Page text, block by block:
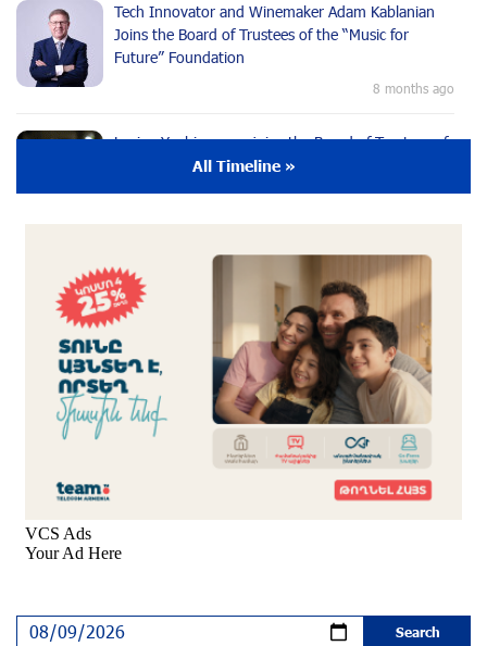
Tech Innovator and Winemaker Adam Kablanian
Joins the Board of Trustees of the “Music for
Future” Foundation
8 months ago
Lusine Yeghiazaryan joins the Board of Trustees of
the Music for the Future Foundation
9 months ago
Young Musician from the “Born in Artsakh”
Program, Arsen Safaryan, Performed at the
Anniversary Concert of the “Artis Futura”
Foundation with the Moscow “Russian
Philharmonia” Symphony Orchestra
9 months ago
Young Musicians of the “Born in Artsakh” Program
Bring the Voice of Artsakh to Moscow
9 months ago
The Sound of Artsakh in the USA
All Timeline »